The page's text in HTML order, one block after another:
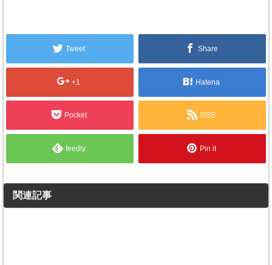
Tweet Share
+1 Hatena
Pocket RSS
feedly Pin it
関連記事